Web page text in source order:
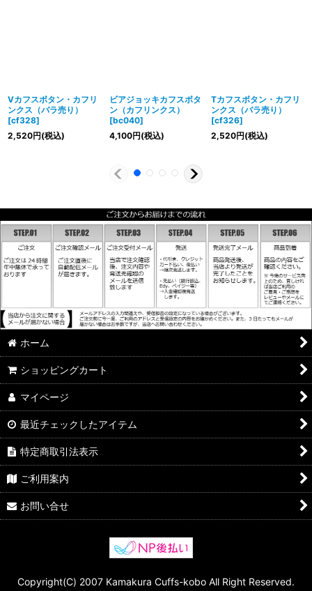
Vカフスボタン・カフリ
ンクス（バラ売り）
[cf328]
2,520円(税込)
ビアジョッキカフスボタ
ン（カフリンクス）
[bc040]
4,100円(税込)
Tカフスボタン・カフリ
ンクス（バラ売り）
[cf326]
2,520円(税込)
ホーム
ショッピングカート
マイページ
最近チェックしたアイテム
特定商取引法表示
ご利用案内
お問い合せ
Copyright(C) 2007 Kamakura Cuffs-kobo All Right Reserved.